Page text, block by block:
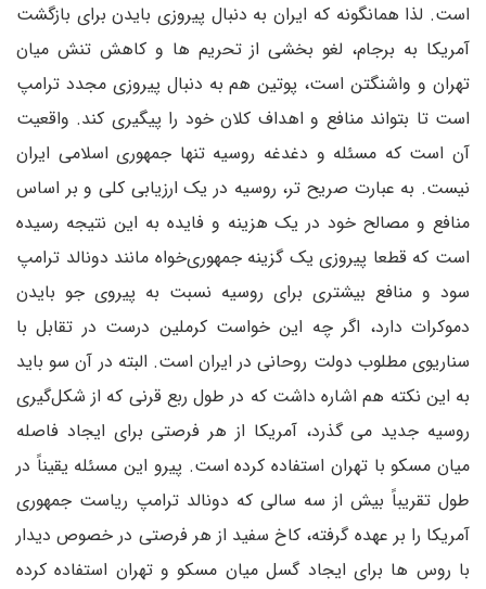
است. لذا همانگونه که ایران به دنبال پیروزی بایدن برای بازگشت
آمریکا به برجام، لغو بخشی از تحریم ها و کاهش تنش میان
تهران و واشنگتن است، پوتین هم به دنبال پیروزی مجدد ترامپ
است تا بتواند منافع و اهداف کلان خود را پیگیری کند. واقعیت
آن است که مسئله و دغدغه روسیه تنها جمهوری اسلامی ایران
نیست. به عبارت صریح تر، روسیه در یک ارزیابی کلی و بر اساس
منافع و مصالح خود در یک هزینه و فایده به این نتیجه رسیده
است که قطعا پیروزی یک گزینه جمهوری‌خواه مانند دونالد ترامپ
سود و منافع بیشتری برای روسیه نسبت به پیروی جو بایدن
دموکرات دارد، اگر چه این خواست کرملین درست در تقابل با
سناریوی مطلوب دولت روحانی در ایران است. البته در آن سو باید
به این نکته هم اشاره داشت که در طول ربع قرنی که از شکل‌گیری
روسیه جدید می گذرد، آمریکا از هر فرصتی برای ایجاد فاصله
میان مسکو با تهران استفاده کرده است. پیرو این مسئله یقیناً در
طول تقریباً بیش از سه سالی که دونالد ترامپ ریاست جمهوری
آمریکا را بر عهده گرفته، کاخ سفید از هر فرصتی در خصوص دیدار
با روس ها برای ایجاد گسل میان مسکو و تهران استفاده کرده